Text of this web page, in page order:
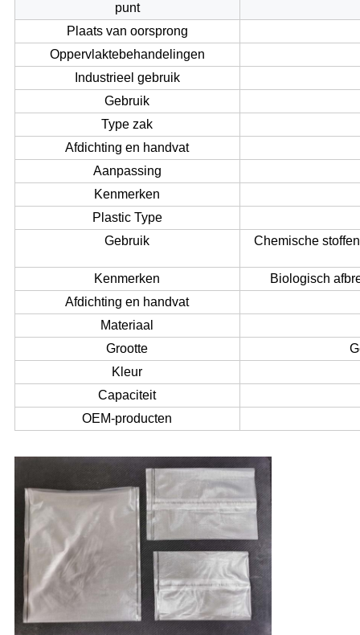
punt
Plaats van oorsprong
Oppervlaktebehandelingen
Industrieel gebruik
Gebruik
Type zak
Afdichting en handvat
Aanpassing
Kenmerken
Plastic Type
Gebruik
Chemische
Kenmerken
Biologisch
Afdichting en handvat
Materiaal
Grootte
Kleur
Capaciteit
OEM-producten